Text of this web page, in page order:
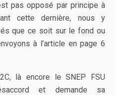
pas opposé par principe à
cette dernière, nous y
que ce soit sur le fond ou
à l’article en page 6
là encore le SNEP FSU
et demande sa